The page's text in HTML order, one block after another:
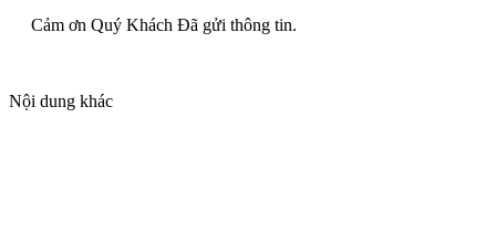
Cảm ơn Quý Khách Đã gửi thông tin.
Nội dung khác